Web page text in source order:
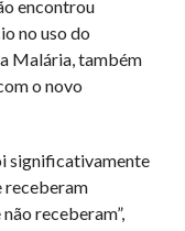
encontrou
no uso do
Malária, também
o novo
significativamente
receberam
receberam”,